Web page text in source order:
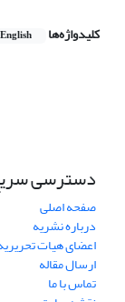
کلیدواژه‌ها English
دسترسی
صفحه اصلی
درباره نشریه
اعضای هیات
ارسال مقاله
تماس با ما